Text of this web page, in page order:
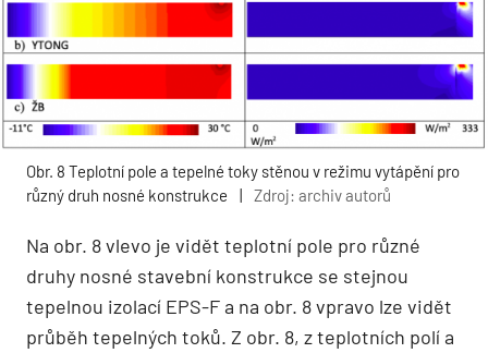
Obr. 8 Teplotní pole a tepelné toky stěnou v režimu vytápění pro
různý druh nosné konstrukce
| Zdroj: archiv autorů
Na obr. 8 vlevo je vidět teplotní pole pro různé
druhy nosné stavební konstrukce se stejnou
tepelnou izolací EPS-F a na obr. 8 vpravo lze vidět
průběh tepelných toků. Z obr. 8, z teplotních polí a